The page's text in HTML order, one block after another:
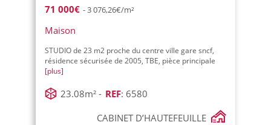
71 000€ - 3 076,26€/m²
Maison
STUDIO de 23 m2 proche du centre ville gare sncf,
résidence sécurisée de 2005, TBE, pièce principale
[plus]
23.08m² - REF: 6580
CABINET D’HAUTEFEUILLE